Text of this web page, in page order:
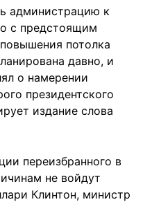
администрацию к
с предстоящим
потолка
давно, и
о намерении
президентского
издание слова
переизбранного в
не войдут
Клинтон, министр